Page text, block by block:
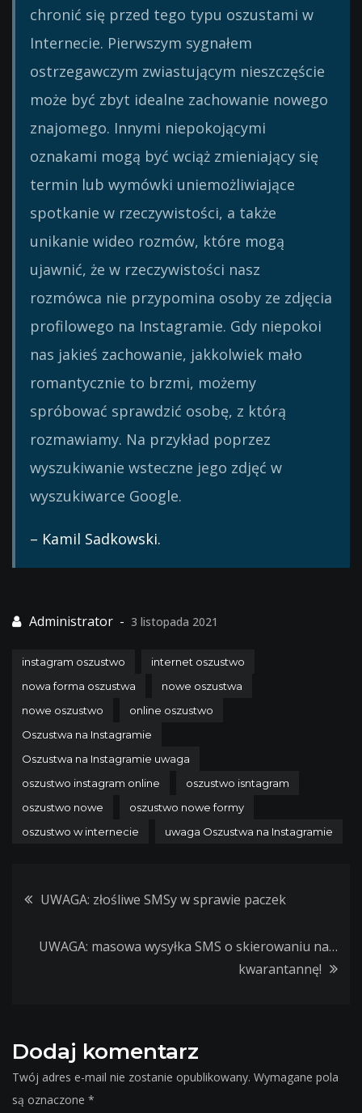
chronić się przed tego typu oszustami w
Internecie. Pierwszym sygnałem
ostrzegawczym zwiastującym nieszczęście
może być zbyt idealne zachowanie nowego
znajomego. Innymi niepokojącymi
oznakami mogą być wciąż zmieniający się
termin lub wymówki uniemożliwiające
spotkanie w rzeczywistości, a także
unikanie wideo rozmów, które mogą
ujawnić, że w rzeczywistości nasz
rozmówca nie przypomina osoby ze zdjęcia
profilowego na Instagramie. Gdy niepokoi
nas jakieś zachowanie, jakkolwiek mało
romantycznie to brzmi, możemy
spróbować sprawdzić osobę, z którą
rozmawiamy. Na przykład poprzez
wyszukiwanie wsteczne jego zdjęć w
wyszukiwarce Google.
– Kamil Sadkowski.
3 listopada 2021
instagram oszustwo
internet oszustwo
nowa forma oszustwa
nowe oszustwa
nowe oszustwo
online oszustwo
Oszustwa na Instagramie
Oszustwa na Instagramie uwaga
oszustwo instagram online
oszustwo isntagram
oszustwo nowe
oszustwo nowe formy
oszustwo w internecie
uwaga Oszustwa na Instagramie
Nawigacja
wpisu
UWAGA: złośliwe SMSy w sprawie paczek
UWAGA: masowa wysyłka SMS o skierowaniu na…
kwarantannę!
Dodaj komentarz
Twój adres e-mail nie zostanie opublikowany. Wymagane pola
są oznaczone *